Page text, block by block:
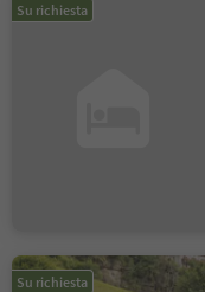
Su richiesta
Su richiesta